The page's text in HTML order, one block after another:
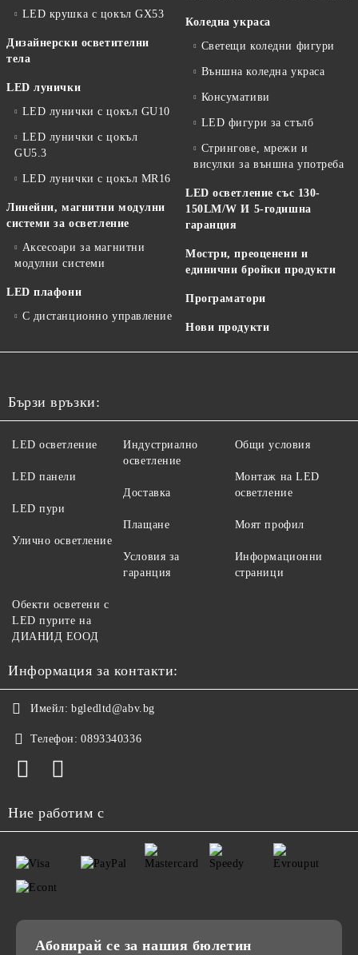
LED крушка с цокъл GX53
Дизайнерски осветителни
тела
LED лунички
LED лунички с цокъл GU10
LED лунички с цокъл
GU5.3
LED лунички с цокъл MR16
Линейни, магнитни модулни
системи за осветление
Аксесоари за магнитни
модулни системи
LED плафони
С дистанционно управление
Коледна украса
Светещи коледни фигури
Външна коледна украса
Консумативи
LED фигури за стълб
Стрингове, мрежи и
висулки за външна употреба
LED осветление със 130-
150LM/W И 5-годишна
гаранция
Мостри, преоценени и
единични бройки продукти
Програматори
Нови продукти
Бързи връзки:
LED осветление
LED панели
LED пури
Улично осветление
Индустриално
осветление
Доставка
Плащане
Условия за
гаранция
Общи условия
Монтаж на LED
осветление
Моят профил
Информационни
страници
Обекти осветени с
LED пурите на
ДИАНИД ЕООД
Информация за контакти:
Имейл: bgledltd@abv.bg
Телефон: 0893340336
Ние работим с
Абонирай се за нашия бюлетин